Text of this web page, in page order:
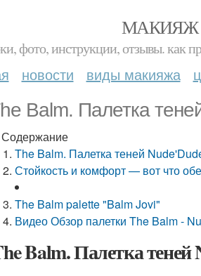
МАКИЯЖ
фото, инструкции, отзывы. как
новости виды макияжа
Balm. Палетка
Содержание
The Balm. Палетка теней
Стойкость и комфорт — вот что
The Balm palette "Balm Jovi"
Видео Обзор палетки The Balm -
Balm. Палетка теней